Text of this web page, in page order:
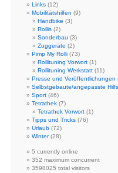
Links (12)
Mobilitätshilfen (9)
Handbike (3)
Rollis (2)
Sonderbau (3)
Zuggeräte (2)
Pimp My Rolli (73)
Rollituning Vorwort (1)
Rollituning Werkstatt (11)
Presse und Veröffentlichungen
Selbstgebaute/angepasste
Sport (46)
Tetrathek (7)
Tetrathek Vorwort (1)
Tipps und Tricks (76)
Urlaub (72)
Winter(28)
5 currently online
352 maximum concurrent
3598025 total visitors